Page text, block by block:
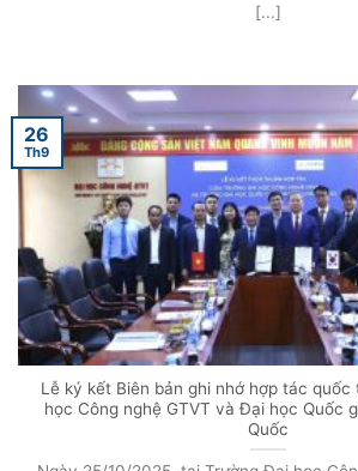
[...]
Lễ ký kết Biên bản ghi nhớ hợp tác quốc
học Công nghệ GTVT và Đại học Quốc
Quốc
26
Th9